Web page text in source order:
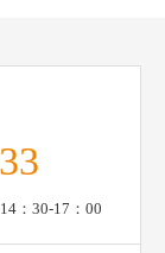
：30-17：00